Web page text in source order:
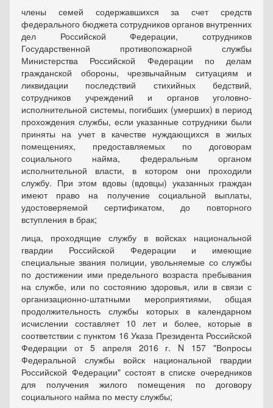
члены семей содержавшихся за счет средств
федерального бюджета сотрудников органов внутренних
дел Российской Федерации, сотрудников
Государственной противопожарной службы
Министерства Российской Федерации по делам
гражданской обороны, чрезвычайным ситуациям и
ликвидации последствий стихийных бедствий,
сотрудников учреждений и органов уголовно-
исполнительной системы, погибших (умерших) в период
прохождения службы, если указанные сотрудники были
приняты на учет в качестве нуждающихся в жилых
помещениях, предоставляемых по договорам
социального найма, федеральным органом
исполнительной власти, в котором они проходили
службу. При этом вдовы (вдовцы) указанных граждан
имеют право на получение социальной выплаты,
удостоверяемой сертификатом, до повторного
вступления в брак;
лица, проходящие службу в войсках национальной
гвардии Российской Федерации и имеющие
специальные звания полиции, увольняемые со службы
по достижении ими предельного возраста пребывания
на службе, или по состоянию здоровья, или в связи с
организационно-штатными мероприятиями, общая
продолжительность службы которых в календарном
исчислении составляет 10 лет и более, которые в
соответствии с пунктом 16 Указа Президента Российской
Федерации от 5 апреля 2016 г. N 157 "Вопросы
Федеральной службы войск национальной гвардии
Российской Федерации" состоят в списке очередников
для получения жилого помещения по договору
социального найма по месту службы;